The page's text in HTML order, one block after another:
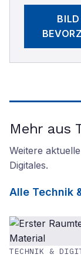
Mehr aus
Weitere
Digitales.
Alle Technik
TECHNIK &